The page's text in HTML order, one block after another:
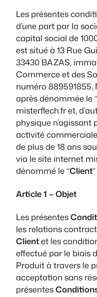
Les présentes
d’une part par la
capital social de
est situé à 13 Rue
33430 BAZAS,
Commerce et des
numéro 889591855,
après dénommée le “
misterflech.fr et,
physique n’agissant
activité
de plus de 18 ans
via le site internet
dénommé le “Client
Article 1 – Objet
Les présentes
les relations
Clientet les
effectué par le biais
Produit à travers le
acceptation sans
présentes